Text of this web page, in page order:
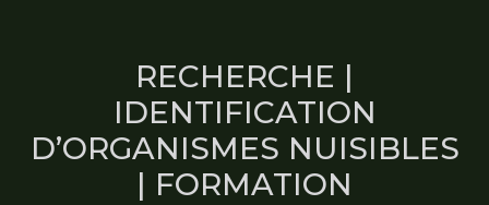
RECHERCHE |
IDENTIFICATION
D’ORGANISMES NUISIBLES
| FORMATION